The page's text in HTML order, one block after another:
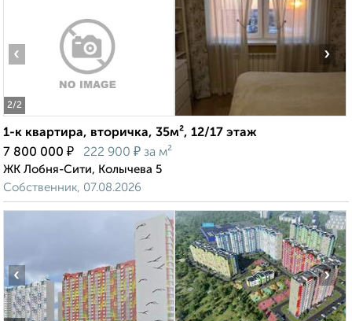
2/2
‹ ›
1-к квартира, вторичка, 35м², 12/17 этаж
7 800 000 ₽ 222 900 ₽ за м²
ЖК Лобня-Сити, Колычева 5
Собственник, 07.08.2026
‹ ›